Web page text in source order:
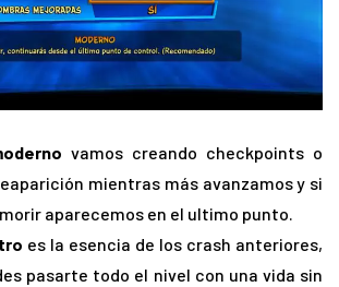
vamos creando checkpoints o
mientras más avanzamos y si
aparecemos en el ultimo punto.
es la esencia de los crash anteriores,
pasarte todo el nivel con una vida sin